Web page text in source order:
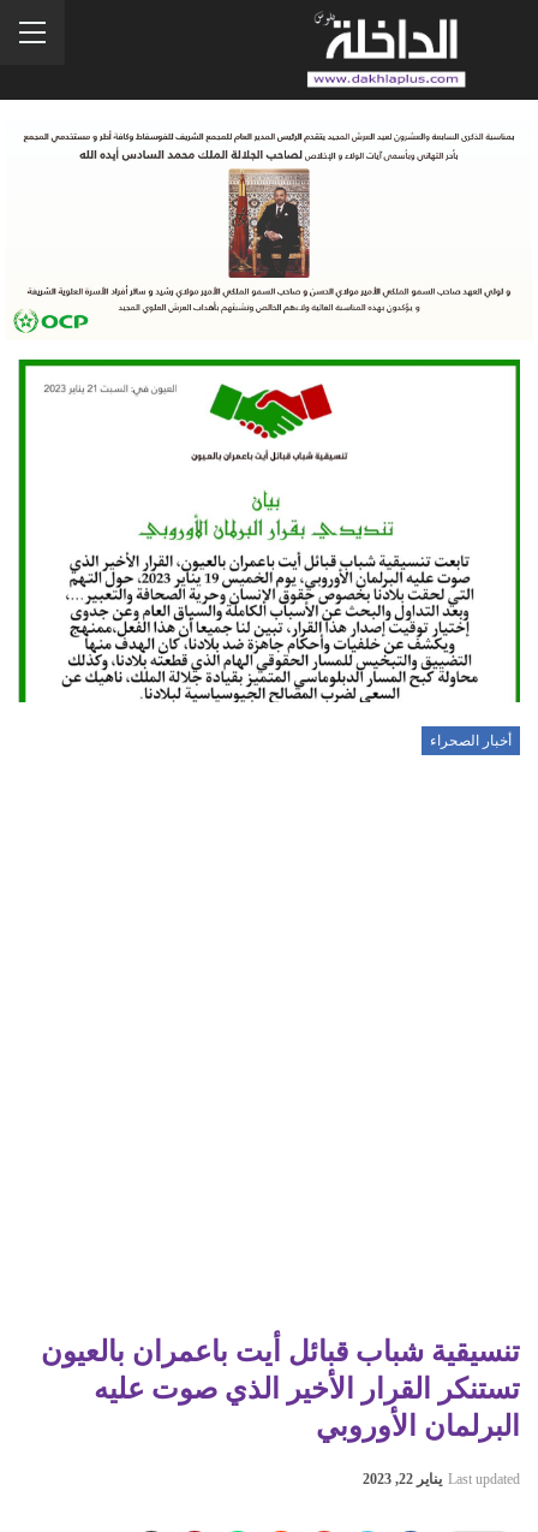
أخبار الصحراء
تنسيقية شباب قبائل أيت باعمران بالعيون
تستنكر القرار الأخير الذي صوت عليه
البرلمان الأوروبي
Last updated يناير 22, 2023